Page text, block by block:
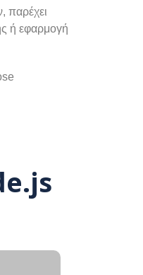
παρέχει
ή εφαρμογή